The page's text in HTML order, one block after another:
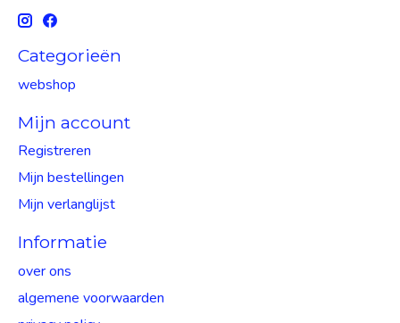
Categorieën
webshop
Mijn account
Registreren
Mijn bestellingen
Mijn verlanglijst
Informatie
over ons
algemene voorwaarden